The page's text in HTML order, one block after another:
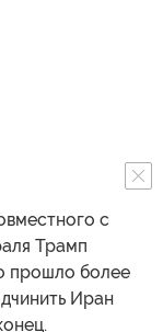
с
Трамп
прошло более
Иран